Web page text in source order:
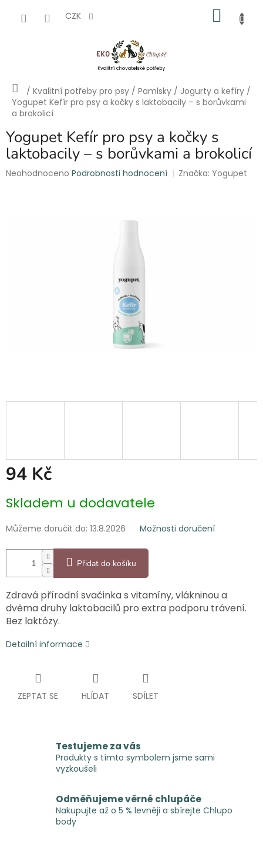
CZK
Domů
/ Kvalitní potřeby pro psy / Pamlsky / Jogurty a kefíry /
Yogupet Kefír pro psy a kočky s laktobacily – s borůvkami
a brokolicí
Yogupet Kefír pro psy a kočky s
laktobacily – s borůvkami a brokolicí
Průměrné
Neohodnoceno Podrobnosti hodnocení Značka:Yogupet
94 Kč
cena:
Skladem u dodavatele
Můžeme doručit do: 13.8.2026 Možnosti doručení
Přidat do košíku
Zdravá přírodní svačinka s vitamíny, vlákninou a
dvěma druhy laktobacilů pro extra podporu trávení.
Bez laktózy.
Detailní informace
ZEPTAT SE HLÍDAT SDÍLET
Testujeme za vás
Produkty s tímto symbolem jsme sami
vyzkoušeli
Odměňujeme věrné chlupáče
Nakupujte až o 5 % levněji a sbírejte Chlupo
body